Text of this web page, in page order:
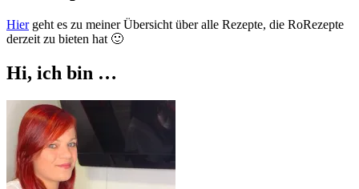
Hiergeht es zu meiner Übersicht über alle Rezepte, die RoRezepte
derzeit zu bieten hat 🙂
Hi, ich bin …